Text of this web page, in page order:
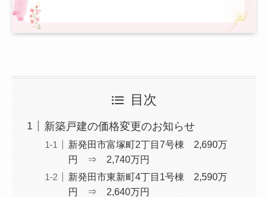
目次
新築戸建の価格変更のお知らせ
新発田市富塚町2丁目7号棟 2,690万
円 ⇒ 2,740万円
新発田市東新町4丁目1号棟 2,590万
円 ⇒ 2,640万円